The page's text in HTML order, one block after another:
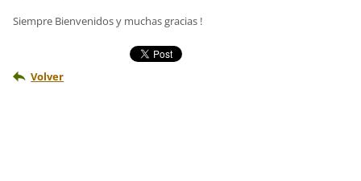
Siempre Bienvenidos y muchas gracias !
Volver